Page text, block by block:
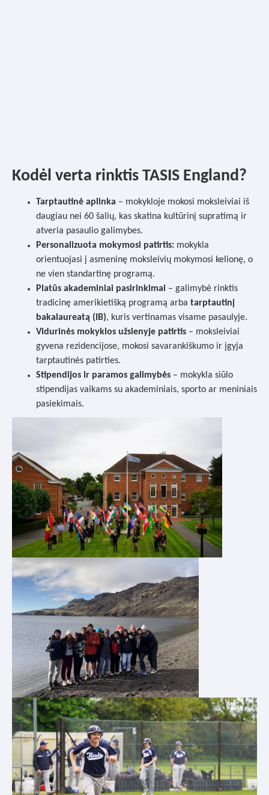
Kodėl verta rinktis TASIS England?
Tarptautinė aplinka – mokykloje mokosi moksleiviai iš
daugiau nei 60 šalių, kas skatina kultūrinį supratimą ir
atveria pasaulio galimybes.
Personalizuota mokymosi patirtis: mokykla
orientuojasi į asmeninę moksleivių mokymosi kelionę, o
ne vien standartinę programą.
Platūs akademiniai pasirinkimai – galimybė rinktis
tradicinę amerikietišką programą arba tarptautinį
bakalaureatą (IB), kuris vertinamas visame pasaulyje.
Vidurinės mokyklos užsienyje patirtis – moksleiviai
gyvena rezidencijose, mokosi savarankiškumo ir įgyja
tarptautinės patirties.
Stipendijos ir paramos galimybės – mokykla siūlo
stipendijas vaikams su akademiniais, sporto ar meniniais
pasiekimais.